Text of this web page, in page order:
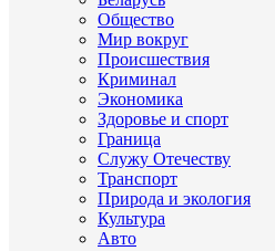
Общество
Мир вокруг
Происшествия
Криминал
Экономика
Здоровье и спорт
Граница
Служу Отечеству
Транспорт
Природа и экология
Культура
Авто